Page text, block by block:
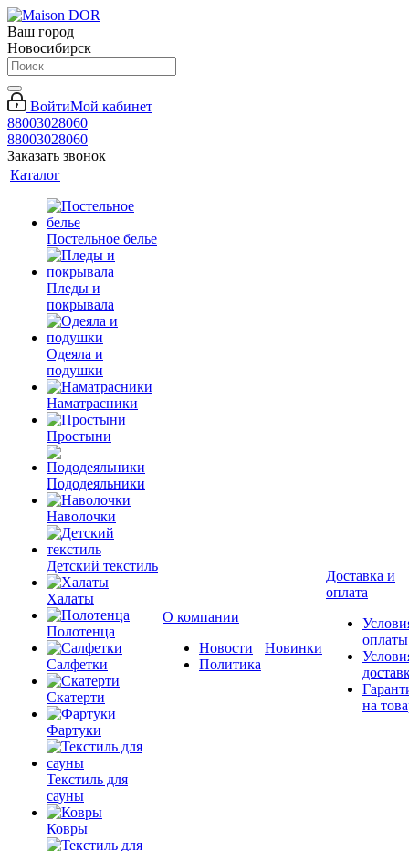
Ваш город
Новосибирск
ВойтиМой кабинет
88003028060
88003028060
Заказать звонок
Каталог
Постельное белье
Пледы и
покрывала
Одеяла и
подушки
Наматрасники
Простыни
Пододеяльники
Наволочки
Детский текстиль
Халаты
Полотенца
Салфетки
Скатерти
Фартуки
Текстиль для
сауны
Ковры
О компании
Новости
Политика
Новинки
Доставка и
оплата
оплаты
на